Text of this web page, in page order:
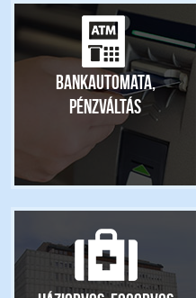
Bankautomata,
pénzváltás